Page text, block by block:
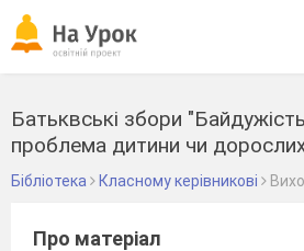
Батьквські збори
проблема дитини чи
Бібліотека Класному керівникові
Про матеріал